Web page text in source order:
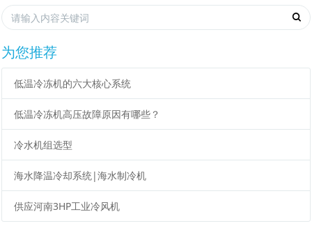
为您推荐
低温冷冻机的六大核心系统
低温冷冻机高压故障原因有哪些？
冷水机组选型
海水降温冷却系统|海水制冷机
供应河南3HP工业冷风机